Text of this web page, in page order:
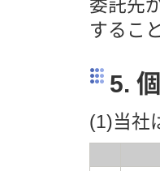
委託先
するこ
5.
(1)当社